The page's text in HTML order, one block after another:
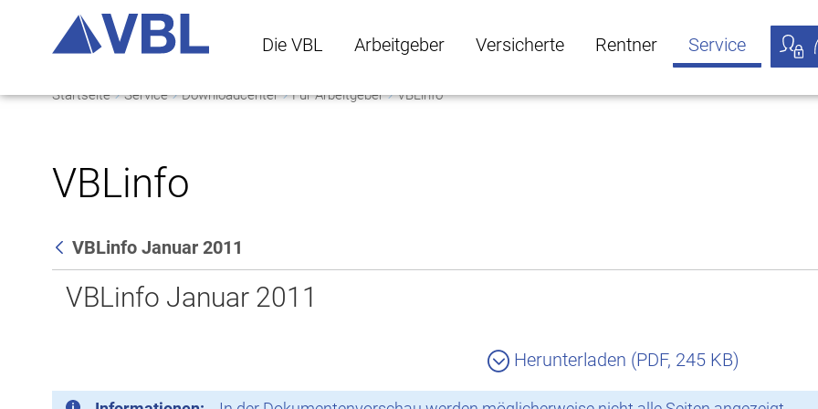
Die VBL
Die VBL Untermenü öffnen
Arbeitgeber
Arbeitgeber Untermenü öffnen
Versicherte Rentner Service
Startseite Service Downloadcenter Für Arbeitgeber VBLinfo
VBLinfo
Zurück
VBLinfo Januar 2011
VBLinfo Januar 2011
Herunterladen (PDF, 245 KB)